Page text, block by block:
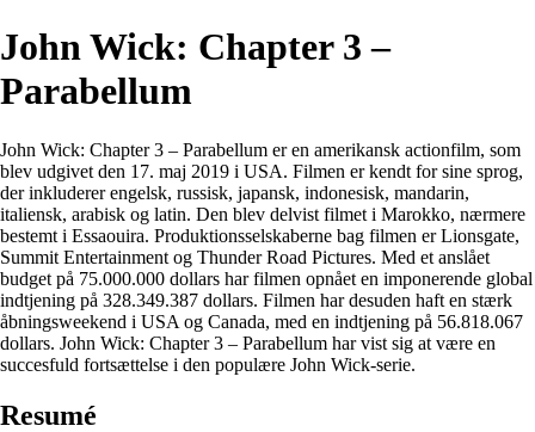
John Wick: Chapter 3 –
Parabellum
John Wick: Chapter 3 – Parabellum er en amerikansk actionfilm, som
blev udgivet den 17. maj 2019 i USA. Filmen er kendt for sine sprog,
der inkluderer engelsk, russisk, japansk, indonesisk, mandarin,
italiensk, arabisk og latin. Den blev delvist filmet i Marokko, nærmere
bestemt i Essaouira. Produktionsselskaberne bag filmen er Lionsgate,
Summit Entertainment og Thunder Road Pictures. Med et anslået
budget på 75.000.000 dollars har filmen opnået en imponerende global
indtjening på 328.349.387 dollars. Filmen har desuden haft en stærk
åbningsweekend i USA og Canada, med en indtjening på 56.818.067
dollars. John Wick: Chapter 3 – Parabellum har vist sig at være en
succesfuld fortsættelse i den populære John Wick-serie.
Resumé